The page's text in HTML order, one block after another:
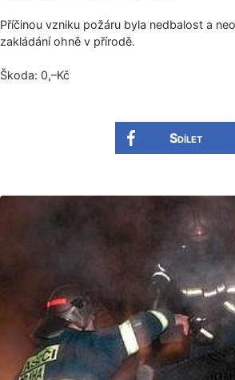
Příčinou vzniku požáru byla nedbalost a
zakládání ohně v přírodě.
Škoda: 0,–Kč
Sdílet